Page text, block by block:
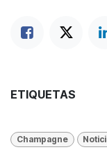
ETIQUETAS
Champagne